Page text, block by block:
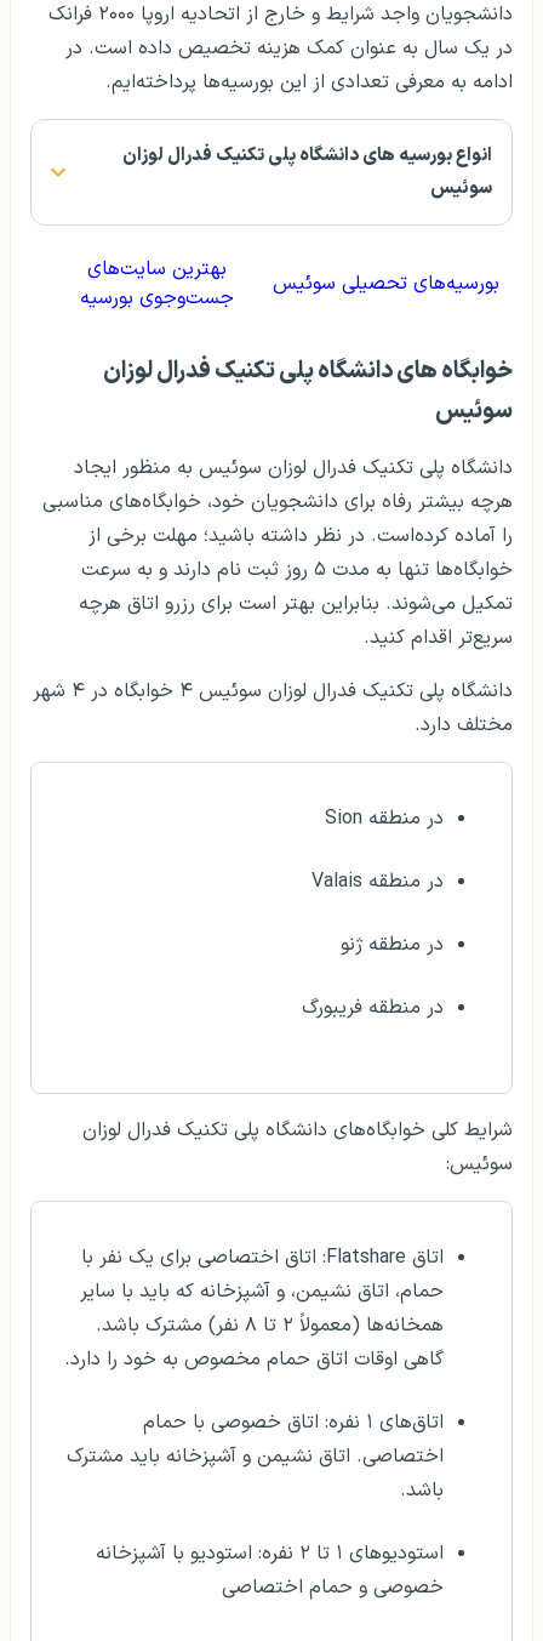
دانشجویان واجد شرایط و خارج از اتحادیه اروپا ۲۰۰۰ فرانک
در یک سال به عنوان کمک هزینه تخصیص داده است. در
ادامه به معرفی تعدادی از این بورسیه‌ها پرداخته‌ایم.
انواع بورسیه های دانشگاه پلی تکنیک فدرال لوزان
سوئیس
بورسیه‌های تحصیلی سوئیس
بهترین سایت‌های
جست‌وجوی بورسیه
خوابگاه های دانشگاه پلی تکنیک فدرال لوزان
سوئیس
دانشگاه پلی تکنیک فدرال لوزان سوئیس به منظور ایجاد
هرچه بیشتر رفاه برای دانشجویان خود، خوابگاه‌های مناسبی
را آماده کرده‌است. در نظر داشته باشید؛ مهلت برخی از
خوابگاه‌ها تنها به مدت ۵ روز ثبت نام دارند و به سرعت
تمکیل می‌شوند. بنابراین بهتر است برای رزرو اتاق هرچه
سریع‌تر اقدام کنید.
دانشگاه پلی تکنیک فدرال لوزان سوئيس ۴ خوابگاه در ۴ شهر
مختلف دارد.
در منطقه Sion
در منطقه Valais
در منطقه ژنو
در منطقه فریبورگ
شرایط کلی خوابگاه‌های دانشگاه پلی تکنیک فدرال لوزان
سوئیس:
اتاق Flatshare: اتاق اختصاصی برای یک نفر با
حمام، اتاق نشیمن، و آشپزخانه که باید با سایر
همخانه‌ها (معمولاً ۲ تا ۸ نفر) مشترک باشد.
گاهی اوقات اتاق حمام مخصوص به خود را دارد.
اتاق‌های ۱ نفره: اتاق خصوصی با حمام
اختصاصی. اتاق نشیمن و آشپزخانه باید مشترک
باشد.
استودیو‌های ۱ تا ۲ نفره: استودیو با آشپزخانه
خصوصی و حمام اختصاصی